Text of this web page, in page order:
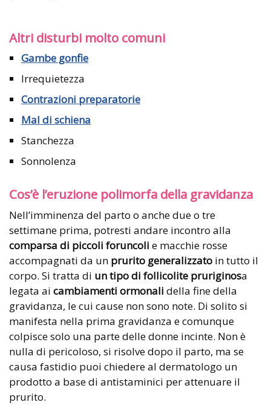
Altri disturbi molto comuni
Gambe gonfie
Irrequietezza
Contrazioni preparatorie
Mal di schiena
Stanchezza
Sonnolenza
Cos’è l’eruzione polimorfa della gravidanza
Nell’imminenza del parto o anche due o tre
settimane prima, potresti andare incontro alla
comparsa di piccoli foruncoli e macchie rosse
accompagnati da un prurito generalizzato in tutto il
corpo. Si tratta di un tipo di follicolite pruriginosa
legata ai cambiamenti ormonali della fine della
gravidanza, le cui cause non sono note. Di solito si
manifesta nella prima gravidanza e comunque
colpisce solo una parte delle donne incinte. Non è
nulla di pericoloso, si risolve dopo il parto, ma se
causa fastidio puoi chiedere al dermatologo un
prodotto a base di antistaminici per attenuare il
prurito.